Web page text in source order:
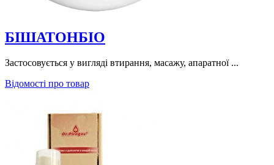
БІШАТОНБІО
Застосовується у вигляді втирання, масажу, апаратної ...
Відомості про товар